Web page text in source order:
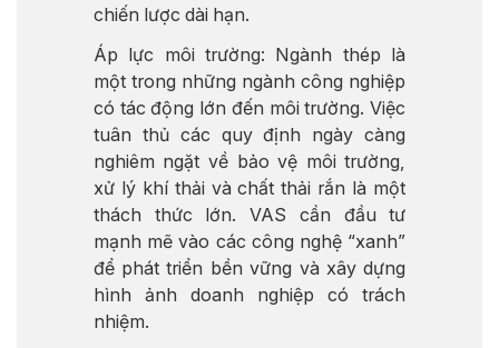
chiến lược dài hạn.
Áp lực môi trường: Ngành thép là
một trong những ngành công nghiệp
có tác động lớn đến môi trường. Việc
tuân thủ các quy định ngày càng
nghiêm ngặt về bảo vệ môi trường,
xử lý khí thải và chất thải rắn là một
thách thức lớn. VAS cần đầu tư
mạnh mẽ vào các công nghệ “xanh”
để phát triển bền vững và xây dựng
hình ảnh doanh nghiệp có trách
nhiệm.